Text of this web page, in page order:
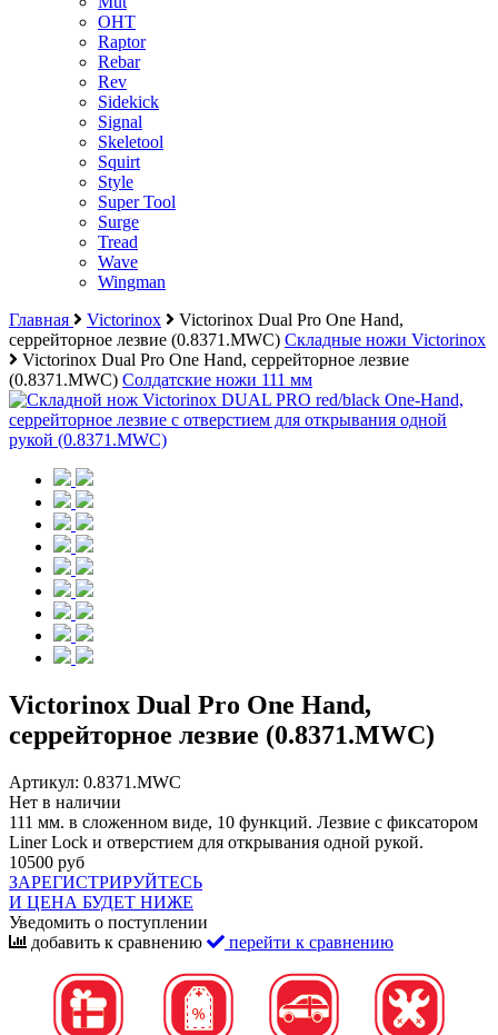
OHT
Raptor
Rebar
Rev
Sidekick
Signal
Skeletool
Squirt
Style
Super Tool
Surge
Tread
Wave
Wingman
Главная
Victorinox
Victorinox Dual Pro One Hand,
серрейторное лезвие (0.8371.MWC) Складные ножи Victorinox
Victorinox Dual Pro One Hand, серрейторное лезвие
(0.8371.MWC) Солдатские ножи 111 мм
Victorinox Dual Pro One Hand,
серрейторное лезвие (0.8371.MWC)
Артикул: 0.8371.MWC
Нет в наличии
111 мм. в сложенном виде, 10 функций. Лезвие с фиксатором
Liner Lock и отверстием для открывания одной рукой.
10500 руб
ЗАРЕГИСТРИРУЙТЕСЬ
И ЦЕНА БУДЕТ НИЖЕ
Уведомить о поступлении
добавить к сравнению
перейти к сравнению